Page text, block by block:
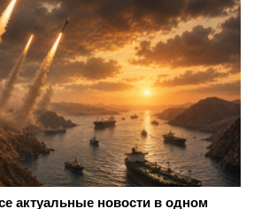
актуальные новости в одном